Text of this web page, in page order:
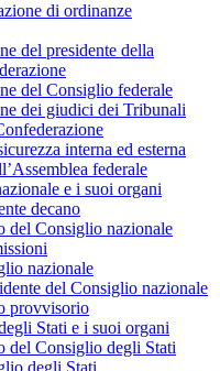
di ordinanze
del presidente della
del Consiglio federale
dei giudici dei Tribunali
interna ed esterna
federale
e i suoi organi
decano
del Consiglio nazionale
nazionale
del Consiglio nazionale
provvisorio
Stati e i suoi organi
del Consiglio degli Stati